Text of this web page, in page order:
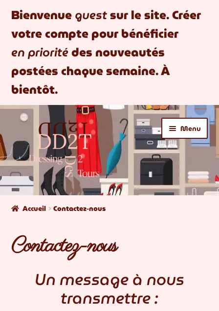
Bienvenueguestsur le site. Créer
votre compte pour bénéficier
en prioritédes nouveautés
postées chaque semaine. À
bientôt.
Aller
la
navigation
Aller
contenu
Menu
BOUTIQUE
CONTACTEZ-NOUS
Accueil Contactez-nous
Contactez-nous
Un message à nous
transmettre :